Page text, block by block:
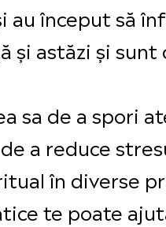
început să
și astăzi și
sa de a spori
a reduce
în diverse
te poate